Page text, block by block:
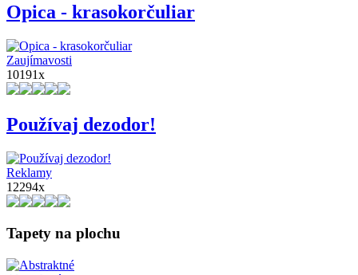
Opica - krasokorčuliar
Zaujímavosti
10191x
Používaj dezodor!
Reklamy
12294x
Tapety na plochu